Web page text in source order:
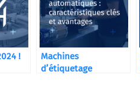
!
Machines
d’étiquetage